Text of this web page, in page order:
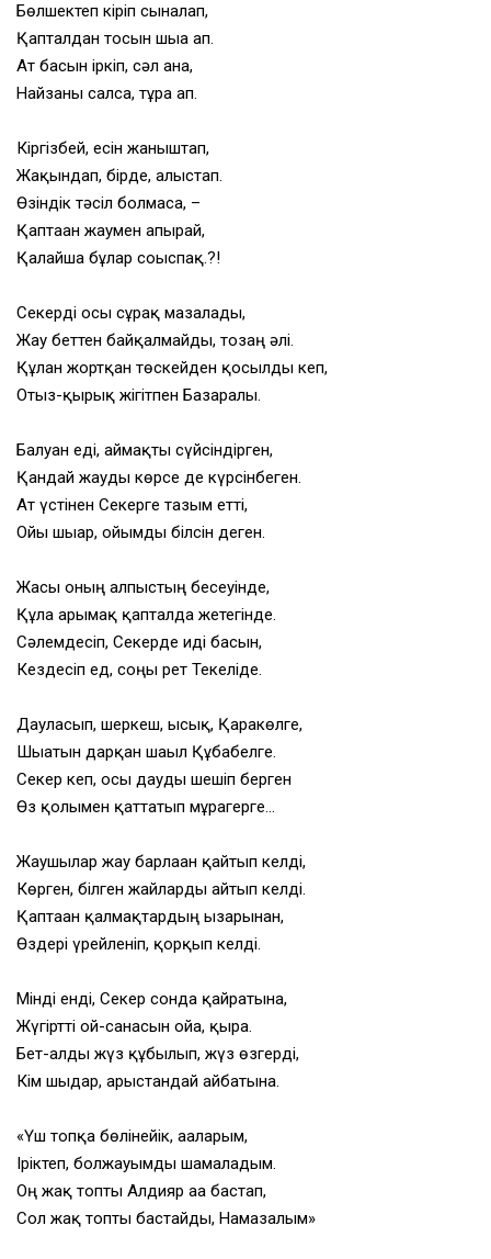
Бөлшектеп кіріп сыналап,
Қапталдан тосын шыға ғап.
Ат басын іркіп, сәл ғана,
Найзаны салса, тұра ғап.
Кіргізбей, есін жаныштап,
Жақындап, бірде, алыстап.
Өзіндік тәсіл болмаса, –
Қаптаған жаумен апырай,
Қалайша бұлар соғыспақ.?!
Секерді осы сұрақ мазалады,
Жау беттен байқалмайды, тозаң әлі.
Құлан жортқан төскейден қосылды кеп,
Отыз-қырық жігітпен Базаралы.
Балуан еді, аймақты сүйсіндірген,
Қандай жауды көрсе де күрсінбеген.
Ат үстінен Секерге тағзым етті,
Ойы шығар, ойымды білсін деген.
Жасы оның алпыстың бесеуінде,
Құла арғымақ қапталда жетегінде.
Сәлемдесіп, Секерде иді басын,
Кездесіп ед, соңғы рет Текеліде.
Дауласып, шеркеш, ысық, Қаракөлге,
Шығатын дарқан шағыл Құбабелге.
Секер кеп, осы дауды шешіп берген
Өз қолымен қаттатып мұрагерге…
Жаушылар жау барлаған қайтып келді,
Көрген, білген жайларды айтып келді.
Қаптаған қалмақтардың ызғарынан,
Өздері үрейленіп, қорқып келді.
Мінді енді, Секер сонда қайратына,
Жүгіртті ой-санасын ойға, қырға.
Бет-алды жүз құбылып, жүз өзгерді,
Кім шыдар, арыстандай айбатына.
«Үш топқа бөлінейік, ағаларым,
Іріктеп, болжауымды шамаладым.
Оң жақ топты Алдияр аға бастап,
Сол жақ топты бастайды, Намазалым»